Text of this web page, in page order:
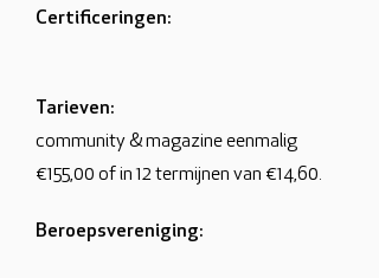
Certificeringen:
Tarieven:
community & magazine eenmalig
€155,00 of in 12 termijnen van €14,60.
Beroepsvereniging: